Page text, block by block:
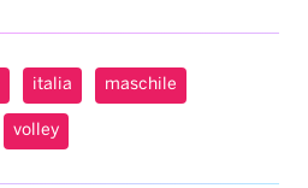
italia maschile
volley